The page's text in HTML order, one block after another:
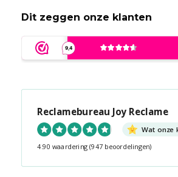
Dit zeggen onze klanten
Reclamebureau Joy Reclame
Wat onze
4.90 waardering (947 beoordelingen)